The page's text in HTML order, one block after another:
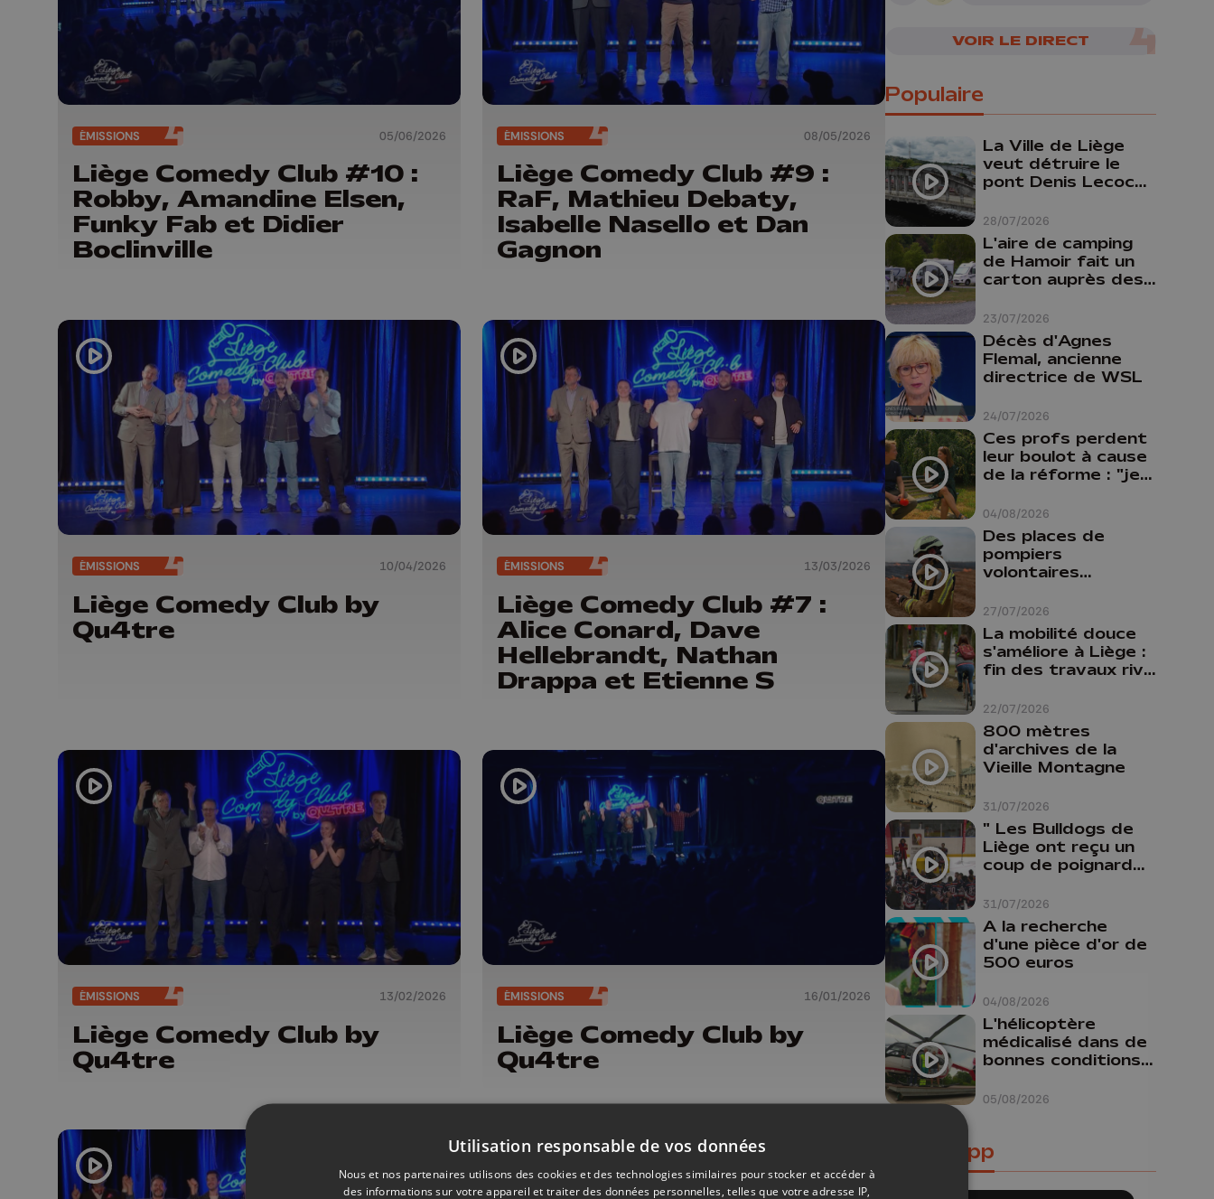
ÉMISSIONS 05/06/2026
Liège Comedy Club #10 :
Robby, Amandine Elsen,
Funky Fab et Didier
Boclinville
ÉMISSIONS 08/05/2026
Liège Comedy Club #9 :
RaF, Mathieu Debaty,
Isabelle Nasello et Dan
Gagnon
ÉMISSIONS 10/04/2026
Liège Comedy Club by
Qu4tre
ÉMISSIONS 13/03/2026
Liège Comedy Club #7 :
Alice Conard, Dave
Hellebrandt, Nathan
Drappa et Etienne S
ÉMISSIONS 13/02/2026
Liège Comedy Club by
Qu4tre
ÉMISSIONS 16/01/2026
Liège Comedy Club by
Qu4tre
VOIR LE DIRECT
Populaire
28/07/2026
La Ville de Liège
veut détruire le
pont Denis Lecocq
budget pour le
faire
23/07/2026
L'aire de camping
de Hamoir fait un
carton auprès des
24/07/2026
Décès d'Agnes
Flemal, ancienne
directrice de WSL
04/08/2026
Ces profs perdent
leur boulot à cause
de la réforme : "je
comme prof que
comme
pharmacienne"
27/07/2026
Des places de
pompiers
volontaires
province de Liège :
"Un citoyen qui
n'est formé ne
peut pas nous
aider"
22/07/2026
La mobilité douce
s'améliore à Liège :
fin des travaux rive
cyclo-piétonnes
Avroy et
Guillemins...
31/07/2026
800 mètres
d'archives de la
Vieille Montagne
31/07/2026
" Les Bulldogs de
Liège ont reçu un
coup de poignard
04/08/2026
A la recherche
d'une pièce d'or de
500 euros
05/08/2026
L'hélicoptère
médicalisé dans de
bonnes conditions à
Notre app
Utilisation responsable de vos données
Nous et nos partenaires utilisons des cookies et des technologies similaires pour stocker et accéder à
des informations sur votre appareil et traiter des données personnelles, telles que votre adresse IP,